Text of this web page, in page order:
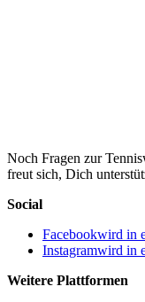
Noch Fragen zur
freut sich, Dich
Social
Facebookwird in
Instagramwird in
Weitere Plattformen